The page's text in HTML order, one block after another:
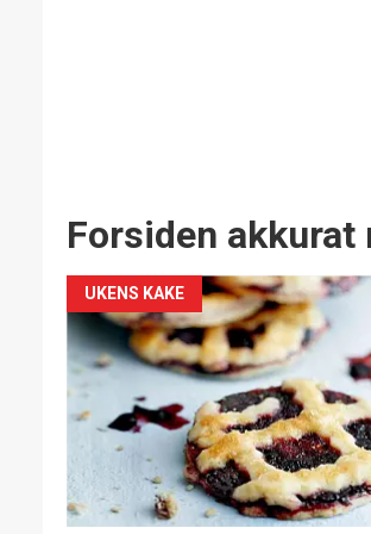
Forsiden akkurat
UKENS KAKE